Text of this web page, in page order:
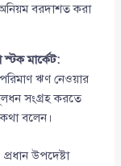
বরদাশত করা
মার্কেট:
ঋণ নেওয়ার
সংগ্রহ করতে
বলেন।
উপদেষ্টা